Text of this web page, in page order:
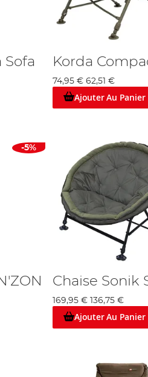
fervents, nous savons ce qui compte
Sofa
Korda
74,95 € 62,51 €
Ajouter Au Panier
-5%
Chaise Sonik
169,95 € 136,75 €
Ajouter Au Panier